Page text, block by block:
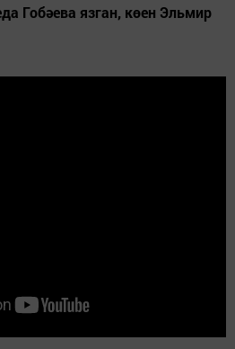
Гобәева язган, көен Эльмир